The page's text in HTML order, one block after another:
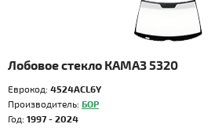
Лобовое стекло КАМАЗ 5320
Еврокод: 4524ACL6Y
Производитель: БОР
Год: 1997 - 2024